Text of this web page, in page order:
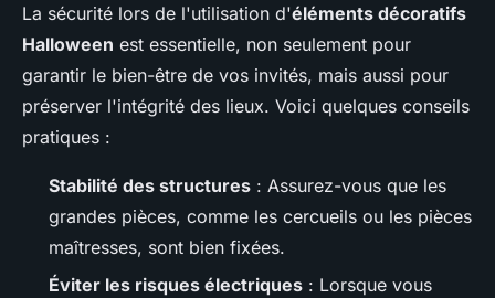
La sécurité lors de l'utilisation d'éléments décoratifs
Halloween est essentielle, non seulement pour
garantir le bien-être de vos invités, mais aussi pour
préserver l'intégrité des lieux. Voici quelques conseils
pratiques :
Stabilité des structures : Assurez-vous que les
grandes pièces, comme les cercueils ou les pièces
maîtresses, sont bien fixées.
Éviter les risques électriques : Lorsque vous